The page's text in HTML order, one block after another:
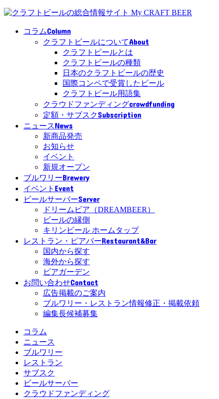
コラムColumn
クラフトビールについてAbout
クラフトビールとは
クラフトビールの種類
日本のクラフトビールの歴史
国際コンペで受賞したビール
クラフトビール用語集
クラウドファンディングcrowdfunding
定額・サブスクSubscription
ニュースNews
新商品発売
お知らせ
イベント
新規オープン
ブルワリーBrewery
イベント Event
ビールサーバーServer
ドリームビア（DREAMBEER）
ビールの縁側
キリンビール ホームタップ
レストラン・ビアバーRestaurant&Bar
国内から探す
海外から探す
ビアガーデン
お問い合わせContact
広告掲載のご案内
ブルワリー・レストラン情報修正・掲載依頼
編集長候補募集
コラム
ニュース
ブルワリー
レストラン
サブスク
ビールサーバー
クラウドファンディング